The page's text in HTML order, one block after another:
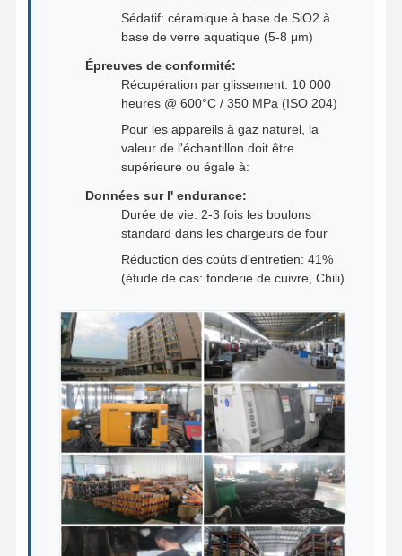
Sédatif: céramique à base de SiO2 à
base de verre aquatique (5-8 μm)
Épreuves de conformité:
Récupération par glissement: 10 000
heures @ 600°C / 350 MPa (ISO 204)
Pour les appareils à gaz naturel, la
valeur de l'échantillon doit être
supérieure ou égale à:
Données sur l' endurance:
Durée de vie: 2-3 fois les boulons
standard dans les chargeurs de four
Réduction des coûts d'entretien: 41%
(étude de cas: fonderie de cuivre, Chili)